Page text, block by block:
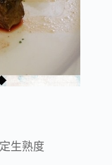
生熟度